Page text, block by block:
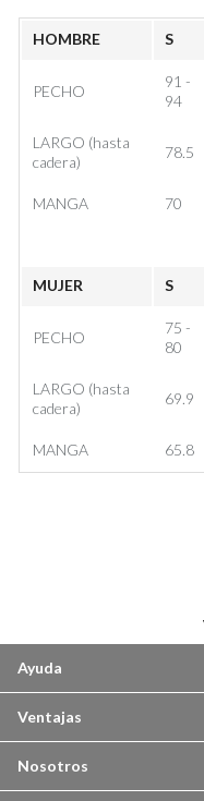
HOMBRE S
PECHO
91 -
94
LARGO (hasta
cadera)
78.5
MANGA 70
MUJER S
PECHO
75 -
80
LARGO (hasta
cadera)
69.9
MANGA 65.8
Ayuda
Ventajas
Nosotros